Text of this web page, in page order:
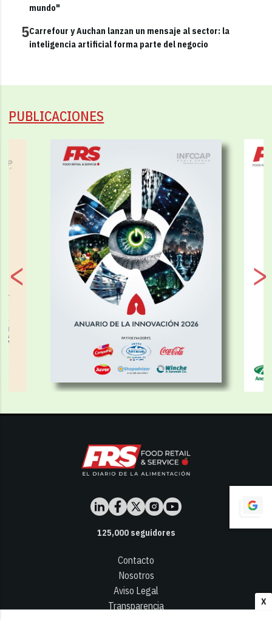
X
mundo"
5Carrefour y Auchan lanzan un mensaje al sector: la
inteligencia artificial forma parte del negocio
PUBLICACIONES
125,000seguidores
Contacto
Nosotros
Aviso Legal
Transparencia